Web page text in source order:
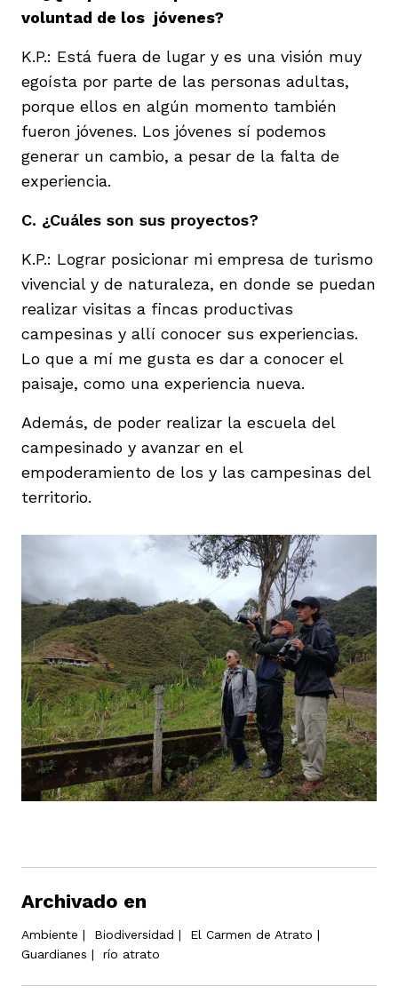
voluntad de los jóvenes?
K.P.: Está fuera de lugar y es una visión muy
egoísta por parte de las personas adultas,
porque ellos en algún momento también
fueron jóvenes. Los jóvenes sí podemos
generar un cambio, a pesar de la falta de
experiencia.
C. ¿Cuáles son sus proyectos?
K.P.: Lograr posicionar mi empresa de turismo
vivencial y de naturaleza, en donde se puedan
realizar visitas a fincas productivas
campesinas y allí conocer sus experiencias.
Lo que a mí me gusta es dar a conocer el
paisaje, como una experiencia nueva.
Además, de poder realizar la escuela del
campesinado y avanzar en el
empoderamiento de los y las campesinas del
territorio.
Archivado en
Ambiente | Biodiversidad | El Carmen de Atrato |
Guardianes | río atrato